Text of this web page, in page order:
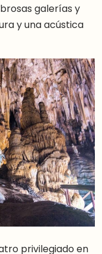
galerías y
y una acústica
privilegiado en